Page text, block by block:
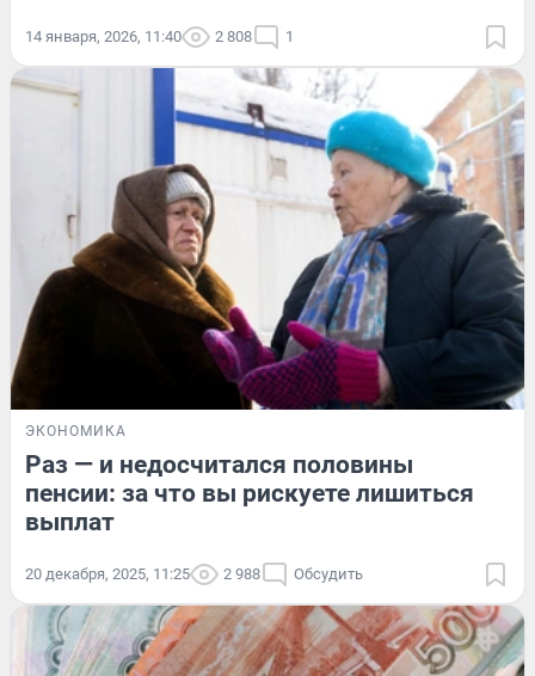
14 января, 2026, 11:40 2 808 1
ЭКОНОМИКА
Раз — и недосчитался половины
пенсии: за что вы рискуете лишиться
выплат
20 декабря, 2025, 11:25 2 988 Обсудить